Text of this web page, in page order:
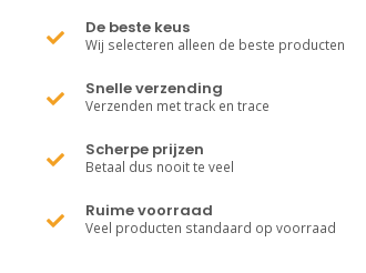
De beste keus
Wij selecteren alleen de beste producten
Snelle verzending
Verzenden met track en trace
Scherpe prijzen
Betaal dus nooit te veel
Ruime voorraad
Veel producten standaard op voorraad